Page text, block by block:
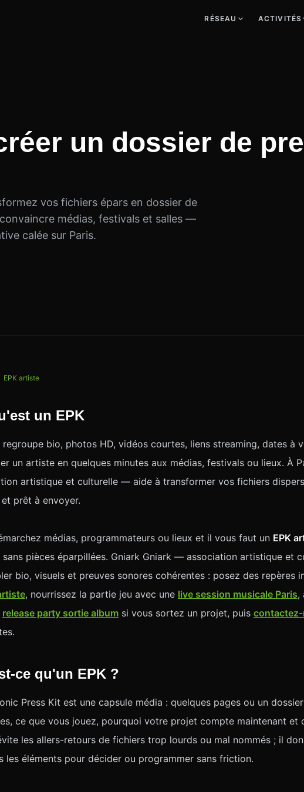
RÉSEAU ACTIVITÉS
un dossier de
vos fichiers épars en dossier de
médias, festivals et salles —
calée sur Paris.
EPK artiste
un EPK
regroupe bio, photos HD, vidéos courtes, liens streaming, dates à
un artiste en quelques minutes aux médias, festivals ou lieux. À
artistique et culturelle — aide à transformer vos fichiers
prêt à envoyer.
médias, programmateurs ou lieux et il vous faut un EPK
sans pièces éparpillées. Gniark Gniark — association artistique et
bio, visuels et preuves sonores cohérentes : posez des repères
, nourrissez la partie jeu avec une live session musicale Paris,
release party sortie album si vous sortez un projet, puis
ce qu'un EPK ?
Press Kit est une capsule média : quelques pages ou un
ce que vous jouez, pourquoi votre projet compte maintenant et
les allers-retours de fichiers trop lourds ou mal nommés ; il
les éléments pour décider ou programmer sans friction.